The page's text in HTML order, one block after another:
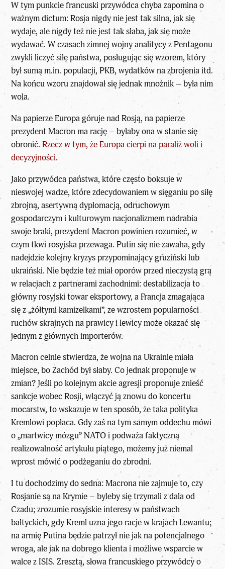
W tym punkcie francuski przywódca chyba zapomina o
ważnym dictum: Rosja nigdy nie jest tak silna, jak się
wydaje, ale nigdy też nie jest tak słaba, jak się może
wydawać. W czasach zimnej wojny analitycy z Pentagonu
zwykli liczyć siłę państwa, posługując się wzorem, który
był sumą m.in. populacji, PKB, wydatków na zbrojenia itd.
Na końcu wzoru znajdował się jednak mnożnik – była nim
wola.
Na papierze Europa góruje nad Rosją, na papierze
prezydent Macron ma rację – byłaby ona w stanie się
obronić.Rzecz w tym, że Europa cierpi na paraliż woli i
decyzyjności.
Jako przywódca państwa, które często boksuje w
nieswojej wadze, które zdecydowaniem w sięganiu po siłę
zbrojną, asertywną dyplomacją, odruchowym
gospodarczym i kulturowym nacjonalizmem nadrabia
swoje braki, prezydent Macron powinien rozumieć, w
czym tkwi rosyjska przewaga. Putin się nie zawaha, gdy
nadejdzie kolejny kryzys przypominający gruziński lub
ukraiński. Nie będzie też miał oporów przed nieczystą grą
w relacjach z partnerami zachodnimi: destabilizacja to
główny rosyjski towar eksportowy, a Francja zmagająca
się z „żółtymi kamizelkami”, ze wzrostem popularności
ruchów skrajnych na prawicy i lewicy może okazać się
jednym z głównych importerów.
Macron celnie stwierdza, że wojna na Ukrainie miała
miejsce, bo Zachód był słaby. Co jednak proponuje w
zmian? Jeśli po kolejnym akcie agresji proponuje znieść
sankcje wobec Rosji, włączyć ją znowu do koncertu
mocarstw, to wskazuje w ten sposób, że taka polityka
Kremlowi popłaca. Gdy zaś na tym samym oddechu mówi
o „martwicy mózgu” NATO i podważa faktyczną
realizowalność artykułu piątego, możemy już niemal
wprost mówić o podżeganiu do zbrodni.
I tu dochodzimy do sedna: Macrona nie zajmuje to, czy
Rosjanie są na Krymie – byleby się trzymali z dala od
Czadu; zrozumie rosyjskie interesy w państwach
bałtyckich, gdy Kreml uzna jego racje w krajach Lewantu;
na armię Putina będzie patrzył nie jak na potencjalnego
wroga, ale jak na dobrego klienta i możliwe wsparcie w
walce z ISIS. Zresztą, słowa francuskiego przywódcy o